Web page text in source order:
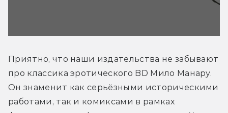
Приятно, что наши издательства не забывают
про классика эротического BD Мило Манару.
Он знаменит как серьёзными историческими
работами, так и комиксами в рамках